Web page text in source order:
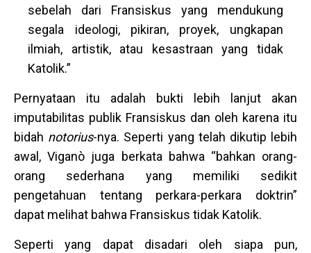
sebelah dari Fransiskus yang mendukung
segala ideologi, pikiran, proyek, ungkapan
ilmiah, artistik, atau kesastraan yang tidak
Katolik.”
Pernyataan itu adalah bukti lebih lanjut akan
imputabilitas publik Fransiskus dan oleh karena itu
bidah notorius-nya. Seperti yang telah dikutip lebih
awal, Viganò juga berkata bahwa “bahkan orang-
orang sederhana yang memiliki sedikit
pengetahuan tentang perkara-perkara doktrin”
dapat melihat bahwa Fransiskus tidak Katolik.
Seperti yang dapat disadari oleh siapa pun,